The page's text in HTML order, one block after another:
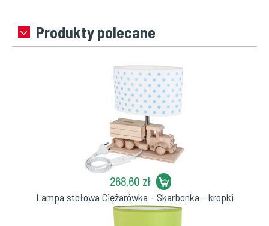
Produkty polecane
268,60 zł
Lampa stołowa Ciężarówka - Skarbonka - kropki